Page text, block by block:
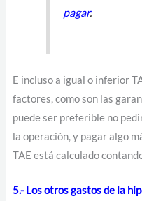
pagar.
E incluso a igual o inferior
factores, como son las
puede ser preferible no
la operación, y pagar algo
TAE está calculado
5.- Los otros gastos de la